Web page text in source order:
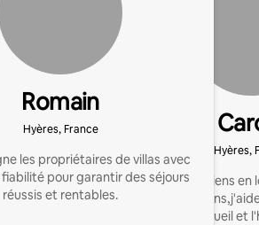
Romain
Hyères, France
les propriétaires de villas avec
pour garantir des séjours
réussis et rentables.
Hyères,
Je gère des biens en location saisonnière
depuis trois
améliorer l'accueil et